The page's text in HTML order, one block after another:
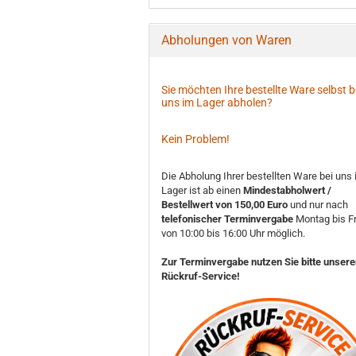
Abholungen von Waren
Sie möchten Ihre bestellte Ware selbst
uns im Lager abholen?
Kein Problem!
Die Abholung Ihrer bestellten Ware bei uns
Lager ist ab einen Mindestabholwert /
Bestellwert von 150,00 Euro und nur nach
telefonischer Terminvergabe Montag bis
von 10:00 bis 16:00 Uhr möglich.
Zur Terminvergabe nutzen Sie bitte
Rückruf-Service!